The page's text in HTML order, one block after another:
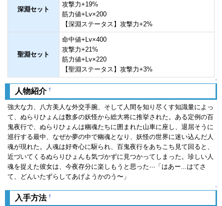
深淵セット
攻撃力+19%
筋力値+Lv×200
【深淵ステータス】攻撃力+2%
聖淵セット
命中値+Lv×400
攻撃力+21%
筋力値+Lv×220
【聖淵ステータス】攻撃力+3%
↑
人物紹介 †
強大な力、八方美人な外交手腕、そして人間を知り尽くす知識量によっ
て、ぬらりひょんは数多の妖怪から総大将に推挙された。ある定例の百
鬼夜行で、ぬらりひょんは幽魂たちに囲まれた山車に座し、退屈そうに
巡行する最中、なぜか夢の中で幽魂となり、妖怪の世界に迷い込んだ人
魂が現れた。人魂は好奇心に駆られ、百鬼夜行をあちこち見て回ると、
近づいてくるぬらりひょんも気づかずに見つかってしまった。珍しい人
魂を捉えた彼女は、今夜存分に楽しもうと思った···「はあー...はてさ
て、どんいたずらしてあげようかのう〜」
↑
入手方法 †